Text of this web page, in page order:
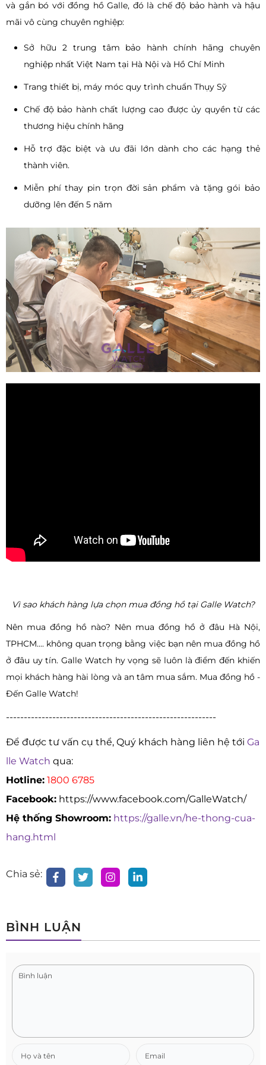
và gắn bó với đồng hồ Galle, đó là chế độ bảo hành và hậu
mãi vô cùng chuyên nghiệp:
Sở hữu 2 trung tâm bảo hành chính hãng chuyên
nghiệp nhất Việt Nam tại Hà Nội và Hồ Chí Minh
Trang thiết bị, máy móc quy trình chuẩn Thụy Sỹ
Chế độ bảo hành chất lượng cao được ủy quyền từ các
thương hiệu chính hãng
Hỗ trợ đặc biệt và ưu đãi lớn dành cho các hạng thẻ
thành viên.
Miễn phí thay pin trọn đời sản phẩm và tặng gói bảo
dưỡng lên đến 5 năm
Vì sao khách hàng lựa chọn mua đồng hồ tại Galle Watch?
Nên mua đồng hồ nào? Nên mua đồng hồ ở đâu Hà Nội,
TPHCM.... không quan trọng bằng việc bạn nên mua đồng hồ
ở đâu uy tín. Galle Watch hy vọng sẽ luôn là điểm đến khiến
mọi khách hàng hài lòng và an tâm mua sắm. Mua đồng hồ -
Đến Galle Watch!
-----------------------------------------------------------
Để được tư vấn cụ thể, Quý khách hàng liên hệ tới Ga
lle Watch qua:
Hotline: 1800 6785
Facebook: https://www.facebook.com/GalleWatch/
Hệ thống Showroom: https://galle.vn/he-thong-cua-
hang.html
Chia sẻ:
BÌNH LUẬN